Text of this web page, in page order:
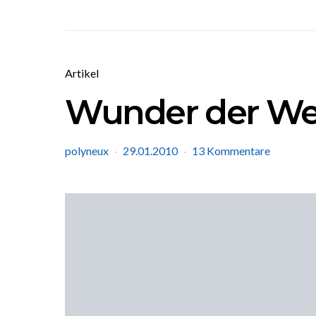
Artikel
Wunder der
polyneux 29.01.2010 13 Kommentare